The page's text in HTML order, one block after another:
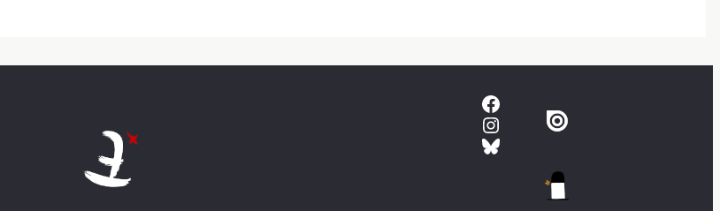
Facebook
Instagram
Bluesky